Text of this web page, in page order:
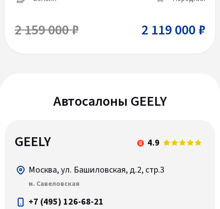
2 159 000 ₽ 2 119 000 ₽
Автосалоны GEELY
GEELY 4.9
Москва, ул. Башиловская, д.2, стр.3
м. Савеловская
+7 (495) 126-68-21